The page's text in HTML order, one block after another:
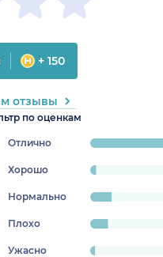
по оценкам
Отличноprogress:
79%
Хорошо
Нормально
Плохо
Ужасно
+ 150
отзывы